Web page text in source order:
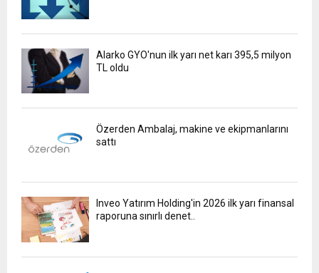
Alarko GYO'nun ilk yarı net karı 395,5 milyon
TL oldu
Özerden Ambalaj, makine ve ekipmanlarını
sattı
Inveo Yatırım Holding'in 2026 ilk yarı finansal
raporuna sınırlı denet..